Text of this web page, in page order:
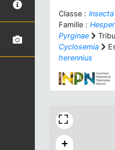
Classe : Insecta
Famille :
Pyrginae
Cyclosemia
herennius
+